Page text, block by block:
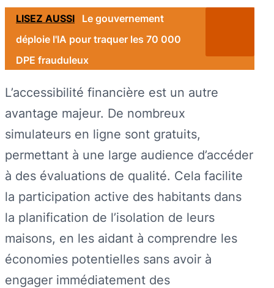
LISEZ AUSSI
Le gouvernement
déploie l'IA pour traquer les 70 000
DPE frauduleux
L’accessibilité financière est un autre
avantage majeur. De nombreux
simulateurs en ligne sont gratuits,
permettant à une large audience d’accéder
à des évaluations de qualité. Cela facilite
la participation active des habitants dans
la planification de l’isolation de leurs
maisons, en les aidant à comprendre les
économies potentielles sans avoir à
engager immédiatement des